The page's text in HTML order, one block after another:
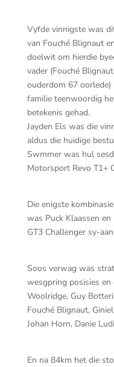
Vyfde vinnigste was
van Fouché Blignaut
doelwit om hierdie
vader (Fouché
ouderdom 67
familie teenwoordig
betekenis gehad.
Jayden Els was die
aldus die huidige
Swmmer was hul
Motorsport Revo T1+
Die enigste
was Puck Klaassen
GT3 Challenger sy-
Soos verwag was
wesgpring posisies
Woolridge, Guy
Fouché Blignaut,
Johan Horn, Danie
En na 84km het die